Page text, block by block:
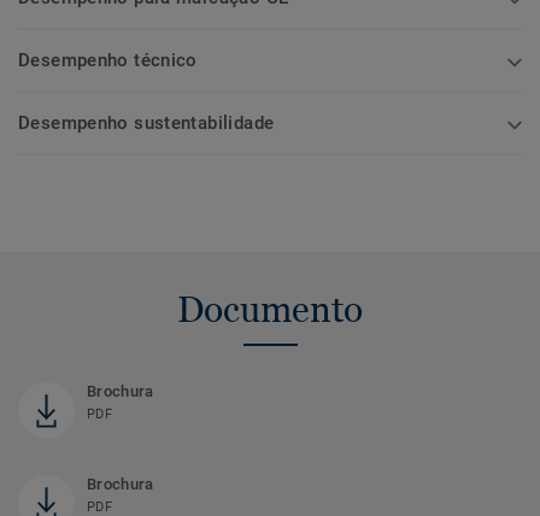
Desempenho técnico
Desempenho sustentabilidade
Documento
Brochura
PDF
Brochura
PDF